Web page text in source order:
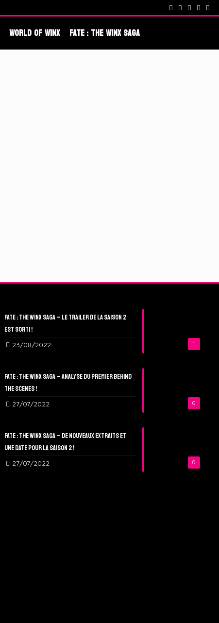
Fate : The Winx Saga – De nouveaux extraits et une date
World Of Winx Fate : The Winx Saga
1
Fate : The Winx Saga – Le Trailer de la Saison 2
est sorti !
23/08/2022
0
Fate : The Winx Saga – Analyse du Premier Behind
The Scenes !
27/07/2022
0
Fate : The Winx Saga – De nouveaux extraits et
une date pour la Saison 2 !
27/07/2022